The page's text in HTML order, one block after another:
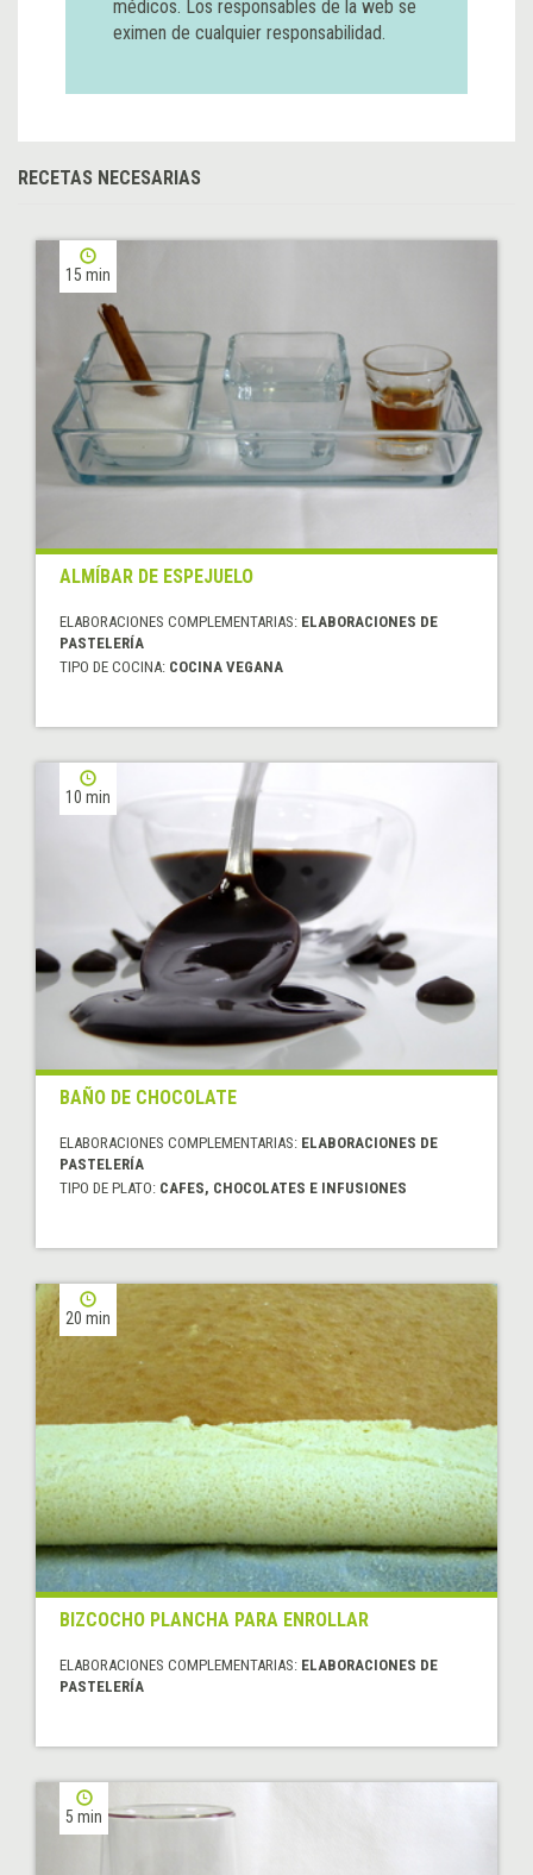
médicos. Los responsables de la web se
eximen de cualquier responsabilidad.
RECETAS NECESARIAS
15 min
ALMÍBAR DE ESPEJUELO
ELABORACIONES COMPLEMENTARIAS: ELABORACIONES DE
PASTELERÍA
TIPO DE COCINA: COCINA VEGANA
10 min
BAÑO DE CHOCOLATE
ELABORACIONES COMPLEMENTARIAS: ELABORACIONES DE
PASTELERÍA
TIPO DE PLATO: CAFES, CHOCOLATES E INFUSIONES
20 min
BIZCOCHO PLANCHA PARA ENROLLAR
ELABORACIONES COMPLEMENTARIAS: ELABORACIONES DE
PASTELERÍA
5 min